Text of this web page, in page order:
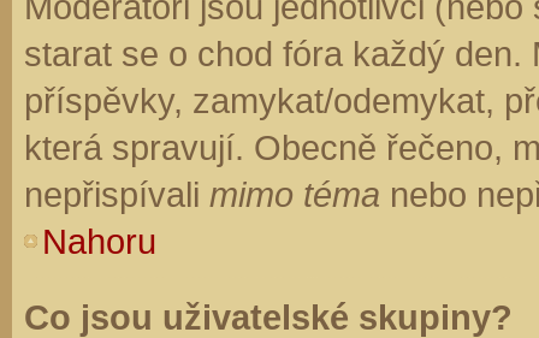
starat se o chod fóra každý
příspěvky, zamykat/odemykat,
která spravují. Obecně řečeno,
nepřispívali mimo téma nebo
Nahoru
Co jsou uživatelské skupiny?